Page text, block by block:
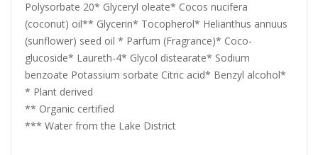
Polysorbate 20* Glyceryl oleate* Cocos nucifera
(coconut) oil** Glycerin* Tocopherol* Helianthus annuus
(sunflower) seed oil * Parfum (Fragrance)* Coco-
glucoside* Laureth-4* Glycol distearate* Sodium
benzoate Potassium sorbate Citric acid* Benzyl alcohol*
* Plant derived
** Organic certified
*** Water from the Lake District